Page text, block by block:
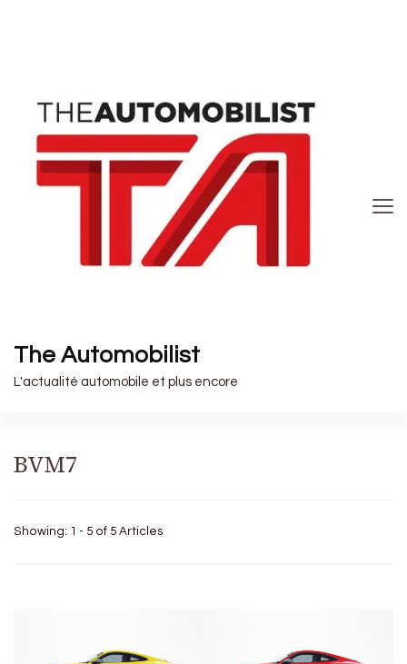
The Automobilist
L'actualité automobile et plus encore
BVM7
Showing: 1 - 5 of 5 Articles